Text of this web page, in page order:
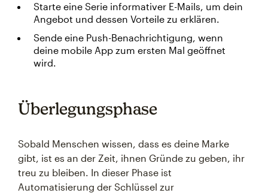
Starte eine Serie informativer E-Mails, um dein
Angebot und dessen Vorteile zu erklären.
Sende eine Push-Benachrichtigung, wenn
deine mobile App zum ersten Mal geöffnet
wird.
Überlegungsphase
Sobald Menschen wissen, dass es deine Marke
gibt, ist es an der Zeit, ihnen Gründe zu geben, ihr
treu zu bleiben. In dieser Phase ist
Automatisierung der Schlüssel zur